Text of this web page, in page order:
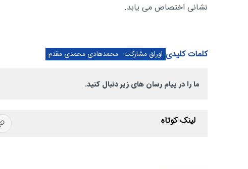
نشانی اختصاص می‌ یابد.
کلمات کلیدی اوراق مشارکت محمدهادی محمدی مقدم
ما را در پیام رسان های زیر دنبال کنید.
لینک کوتاه